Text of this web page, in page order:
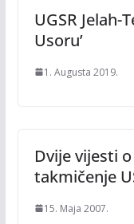
UGSR Jelah-
Usoru’
1. Augusta 2019.
Dvije vijesti
takmičenje
15. Maja 2007.